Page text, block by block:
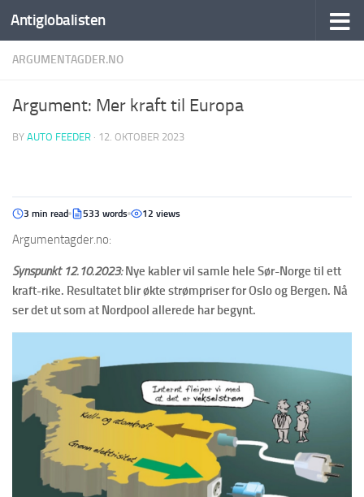
Antiglobalisten
ARGUMENTAGDER.NO
Argument: Mer kraft til Europa
BY AUTO FEEDER · 12. OKTOBER 2023
3 min read 533 words 12 views
Argumentagder.no:
Synspunkt 12.10.2023:Nye kabler vil samle hele Sør-Norge til ett
kraft-rike. Resultatet blir økte strømpriser for Oslo og Bergen. Nå
ser det ut som at Nordpool allerede har begynt.